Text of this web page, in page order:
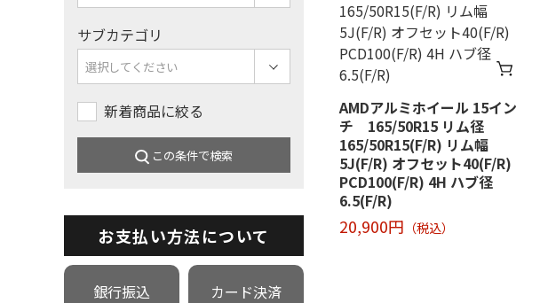
AMDアルミホイール 15イン
チ 165/50R15 リム径
165/50R15(F/R) リム幅
5J(F/R) オフセット40(F/R)
PCD100(F/R) 4H ハブ径
6.5(F/R)
20,900円 （税込）
サブカテゴリ
新着商品に絞る
この条件で検索
お支払い方法について
銀行振込 カード決済